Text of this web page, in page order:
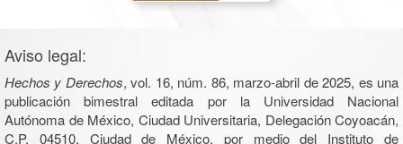
Aviso legal:
Hechos y Derechos, vol. 16, núm. 86, marzo-abril de 2025, es una
publicación bimestral editada por la Universidad Nacional
Autónoma de México, Ciudad Universitaria, Delegación Coyoacán,
C.P. 04510, Ciudad de México, por medio del Instituto de